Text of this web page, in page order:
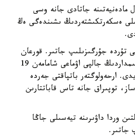
مادەنيەتىنە جاتادى جانە وسى
ەسكەرتكىشتەردىڭ ىشىندەگى ەڭ
تۇردە جۇرگىزىلىپ جاتىر. قورعان
مەن ونى قورشاعان قۇرىلىمداردىڭ جالپى اۋماعى شامامەن 19
ارحەولوگتەر باتپاقتى جەردە
توپىراق جانە تاس قاباتتارىن
وردا داۋىرىنە تيەسىلى جاڭا
جاتىر.